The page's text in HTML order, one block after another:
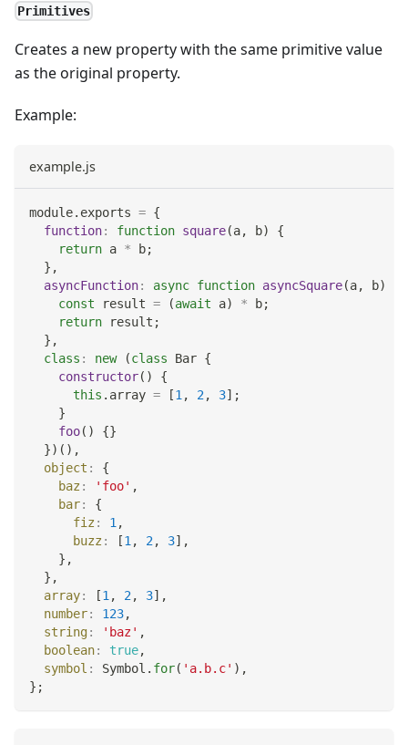
Primitives
Creates a new property with the same primitive value
as the original property.
Example:
example.js
module. exports = {
function: function square(a, b)
{
return a * b;
} ,
asyncFunction: async function asyncSquare(a, b)
const result = (await a) * b;
return result ;
} ,
class : new (class Bar {
constructor( )
{
this . array = [1 , 2, 3] ;
}
foo( ) {}
}) ( ) ,
object :
{
baz : 'foo' ,
bar:
{
fiz : 1 ,
buzz : [1 , 2, 3] ,
} ,
} ,
array: [1 , 2, 3] ,
number: 123,
string: 'baz' ,
boolean: true,
symbol : Symbol . for( 'a.b.c' ) ,
} ;